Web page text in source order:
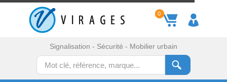
0
Signalisation - Sécurité - Mobilier urbain